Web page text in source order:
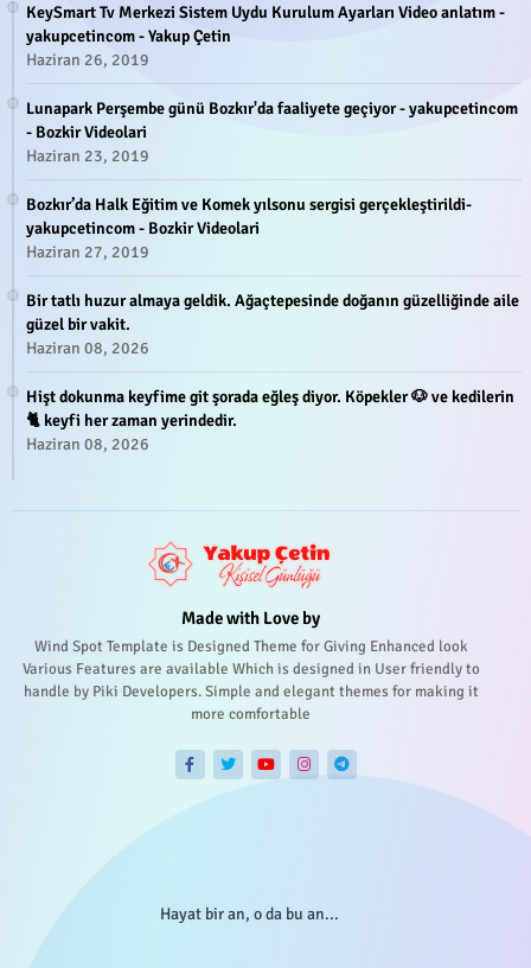
KeySmart Tv Merkezi Sistem Uydu Kurulum Ayarları Video anlatım -
yakupcetincom - Yakup Çetin
Haziran 26, 2019
Lunapark Perşembe günü Bozkır'da faaliyete geçiyor - yakupcetincom
- Bozkir Videolari
Haziran 23, 2019
Bozkır’da Halk Eğitim ve Komek yılsonu sergisi gerçekleştirildi-
yakupcetincom - Bozkir Videolari
Haziran 27, 2019
Bir tatlı huzur almaya geldik. Ağaçtepesinde doğanın güzelliğinde aile
güzel bir vakit.
Haziran 08, 2026
Hişt dokunma keyfime git şorada eğleş diyor. Köpekler 🐶 ve kedilerin
🐈 keyfi her zaman yerindedir.
Haziran 08, 2026
Made with Love by
Wind Spot Template is Designed Theme for Giving Enhanced look
Various Features are available Which is designed in User friendly to
handle by Piki Developers. Simple and elegant themes for making it
more comfortable
Hayat bir an, o da bu an...